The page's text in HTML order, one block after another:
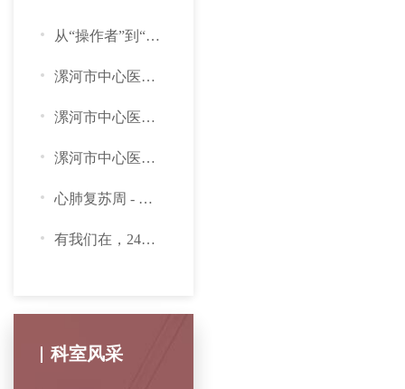
从“操作者”到“思考者”：漯河这场研讨班，为急诊护理按下“升...
漯河市中心医院开展患者突发心脏骤停应急演练
漯河市中心医院开展除颤仪急救设备培训
漯河市中心医院开展疑似群体性急性食物中毒应急演练
心肺复苏周 - 关注心脏骤停 生命“救”在身边
有我们在，24小时守护您的健康
科室风采